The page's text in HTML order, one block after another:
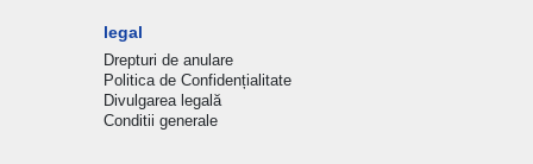
legal
Drepturi de anulare
Politica de Confidențialitate
Divulgarea legală
Conditii generale